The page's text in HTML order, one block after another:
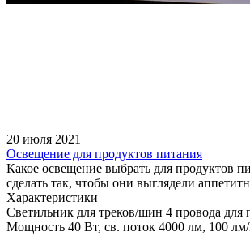
20 июля 2021
Освещение для продуктов питания
Какое освещение выбрать для продуктов
сделать так, чтобы они выглядели
Характеристики
Светильник для треков/шин 4 провода для
Мощность 40 Вт, св. поток 4000 лм, 100